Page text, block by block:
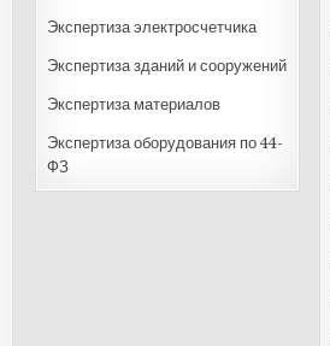
Экспертиза электросчетчика
Экспертиза зданий и сооружений
Экспертиза материалов
Экспертиза оборудования по 44-
ФЗ